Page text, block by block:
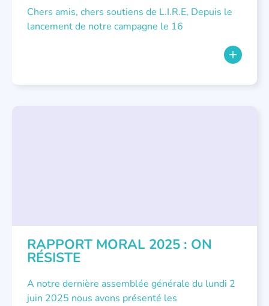
Chers amis, chers soutiens de L.I.R.E, Depuis le
lancement de notre campagne le 16
RAPPORT MORAL 2025 : ON
RÉSISTE
A notre dernière assemblée générale du lundi 2
juin 2025 nous avons présenté les